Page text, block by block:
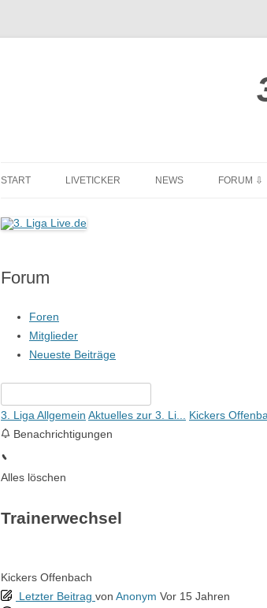
START LIVETICKER NEWS FORUM ⇩
Forum
Foren
Mitglieder
Neueste Beiträge
3. Liga Allgemein Aktuelles zur 3. Li... Kickers
Benachrichtigungen
Alles löschen
Trainerwechsel
Kickers Offenbach
Letzter Beitrag von Anonym Vor 15 Jahren